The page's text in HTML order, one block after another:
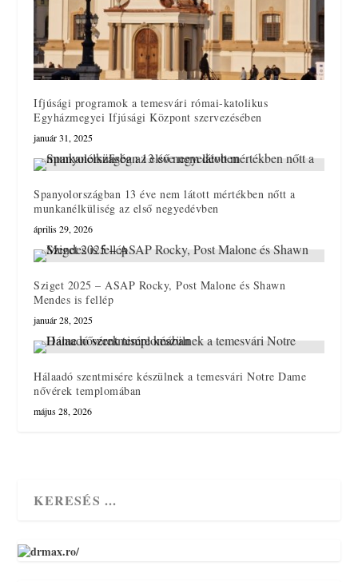
Ifjúsági programok a temesvári római-katolikus
Egyházmegyei Ifjúsági Központ szervezésében
január 31, 2025
Spanyolországban 13 éve nem látott mértékben nőtt a
munkanélküliség az első negyedévben
április 29, 2026
Sziget 2025 – ASAP Rocky, Post Malone és Shawn
Mendes is fellép
január 28, 2025
Hálaadó szentmisére készülnek a temesvári Notre Dame
nővérek templomában
május 28, 2026